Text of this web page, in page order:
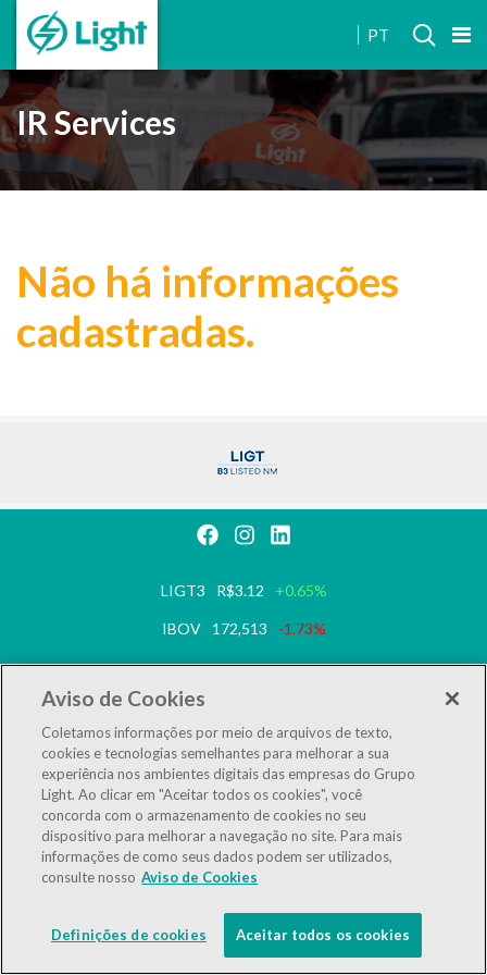
PT
IR Services
Não há informações
cadastradas.
LIGT3 R$3.12 +0.65%
IBOV 172,513 -1.73%
Powered byMZ
Aviso de Cookies
Coletamos informações por meio de arquivos de texto,
cookies e tecnologias semelhantes para melhorar a sua
experiência nos ambientes digitais das empresas do Grupo
Light. Ao clicar em "Aceitar todos os cookies", você
concorda com o armazenamento de cookies no seu
dispositivo para melhorar a navegação no site. Para mais
informações de como seus dados podem ser utilizados,
consulte nosso Aviso de Cookies
Definições de cookies Aceitar todos os cookies